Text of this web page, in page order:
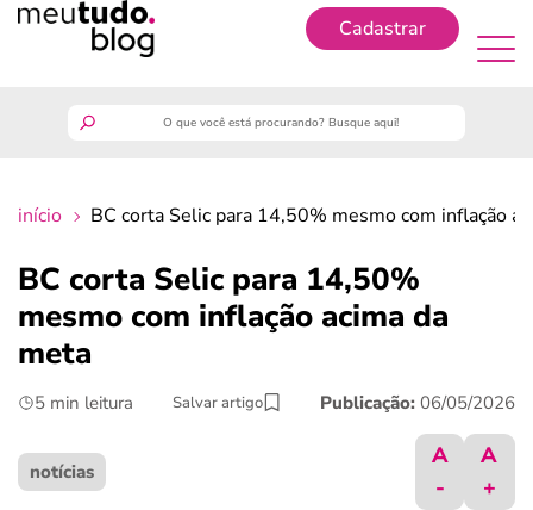
Cadastrar
finanças
benefícios
últimas notícias
início BC corta Selic para 14,50% mesmo com inflação
BC corta Selic para 14,50%
mesmo com inflação acima da
meta
5 min leitura Salvar artigo Publicação: 06/05/2026
notícias
A
-
A
+